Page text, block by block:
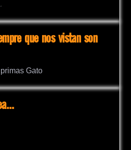
que nos vistan son